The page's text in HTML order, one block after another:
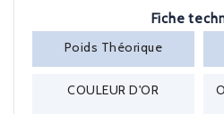
Fiche
Poids Théorique
COULEUR D'OR